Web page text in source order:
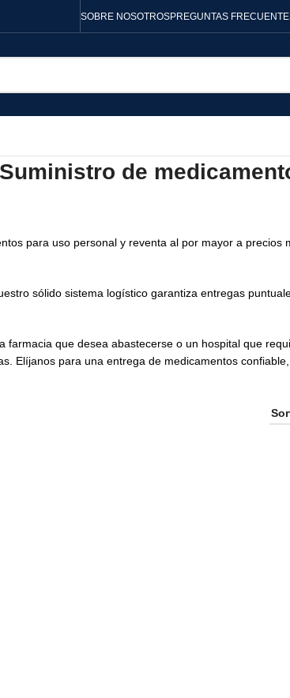
SOBRE NOSOTROSPREGUNTAS
de
para uso personal y reventa al por mayor a precios
sólido sistema logístico garantiza entregas
que desea abastecerse o un hospital que
Elíjanos para una entrega de medicamentos